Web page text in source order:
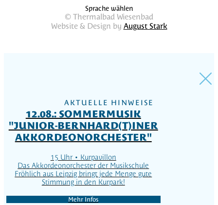
Sprache wählen
© Thermalbad Wiesenbad
Website & Design by August Stark
AKTUELLE HINWEISE
12.08.: SOMMERMUSIK
"JUNIOR-BERNHARD(T)INER
AKKORDEONORCHESTER"
15 Uhr • Kurpavillon
Das Akkordeonorchester der Musikschule
Fröhlich aus Leipzig bringt jede Menge gute
Stimmung in den Kurpark!
Mehr Infos